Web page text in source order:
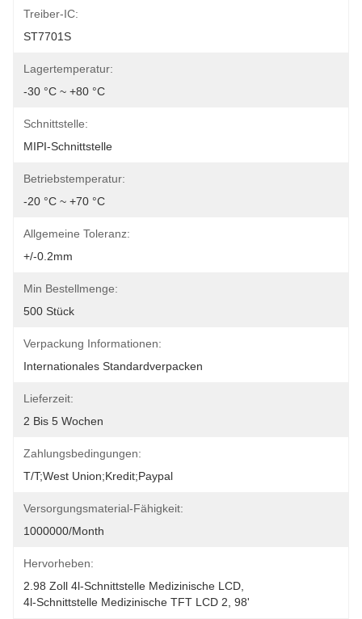
Treiber-IC:
ST7701S
Lagertemperatur:
-30 °C ~ +80 °C
Schnittstelle:
MIPI-Schnittstelle
Betriebstemperatur:
-20 °C ~ +70 °C
Allgemeine Toleranz:
+/-0.2mm
Min Bestellmenge:
500 Stück
Verpackung Informationen:
Internationales Standardverpacken
Lieferzeit:
2 Bis 5 Wochen
Zahlungsbedingungen:
T/T;West Union;Kredit;Paypal
Versorgungsmaterial-Fähigkeit:
1000000/month
Hervorheben:
2.98 Zoll 4l-Schnittstelle Medizinische LCD
4l-Schnittstelle Medizinische TFT LCD 2 98'